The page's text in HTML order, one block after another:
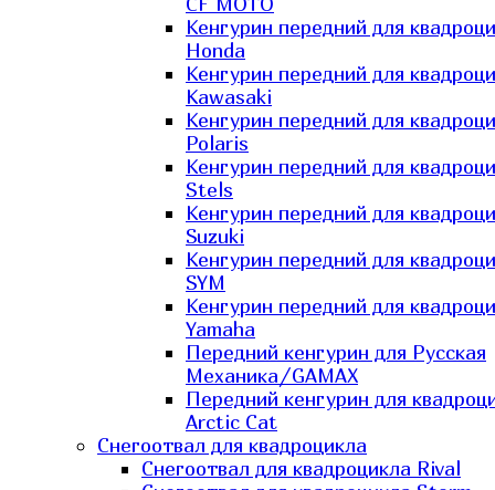
Кенгурин передний для
Honda
Кенгурин передний для
Kawasaki
Кенгурин передний для
Polaris
Кенгурин передний для
Stels
Кенгурин передний для
Suzuki
Кенгурин передний для
SYM
Кенгурин передний для
Yamaha
Передний кенгурин для Русская
Механика/GAMAX
Передний кенгурин для
Arctic Cat
Снегоотвал для квадроцикла
Снегоотвал для квадроцикла Rival